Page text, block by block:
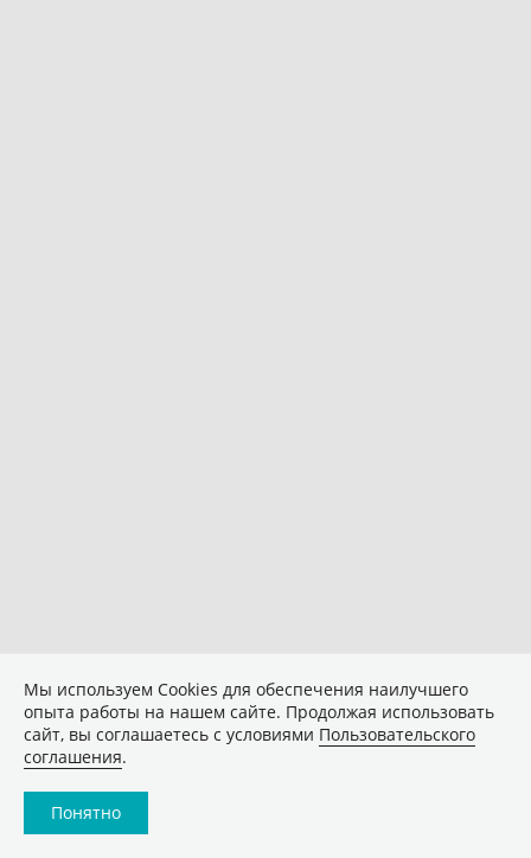
Мы используем Сookies для обеспечения наилучшего
опыта работы на нашем сайте. Продолжая использовать
сайт, вы соглашаетесь с условиями Пользовательского
соглашения.
Понятно